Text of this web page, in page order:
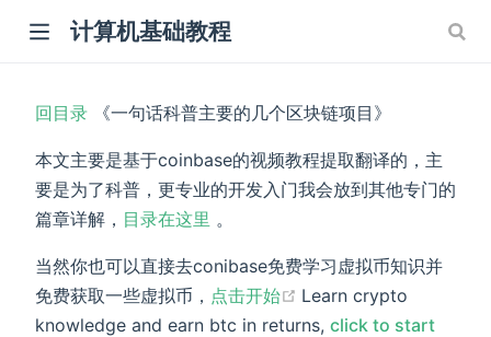
计算机基础教程
回目录 《一句话科普主要的几个区块链项目》
本文主要是基于coinbase的视频教程提取翻译的，主
要是为了科普，更专业的开发入门我会放到其他专门的
篇章详解， 目录在这里 。
当然你也可以直接去conibase免费学习虚拟币知识并
免费获取一些虚拟币， 点击开始 (opens new window)
Learn crypto
knowledge and earn btc in returns, click to start